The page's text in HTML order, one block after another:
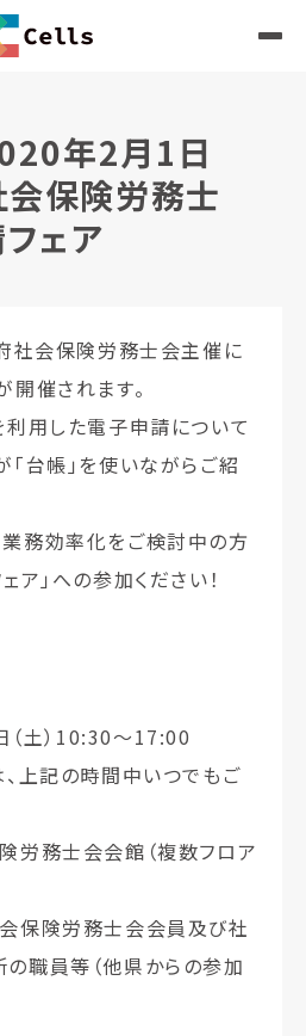
年2月1日
会保険労務士
ェア
社会保険労務士会主催に
開催されます。
利用した電子申請について
「台帳」を使いながらご紹
務効率化をご検討中の方
ア」への参加ください！
土）10:30～17:00
、上記の時間中いつでもご
労務士会会館（複数フロア
保険労務士会会員及び社
職員等（他県からの参加